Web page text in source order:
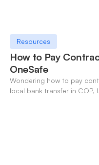
Resources
How to Pay
OneSafe
Wondering how to pay
local bank transfer in COP,